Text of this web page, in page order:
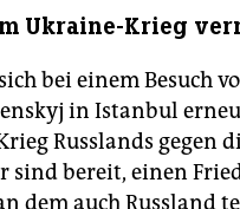
Ukraine-Krieg
bei einem Besuch
in Istanbul
Russlands gegen
sind bereit, einen
dem auch Russland